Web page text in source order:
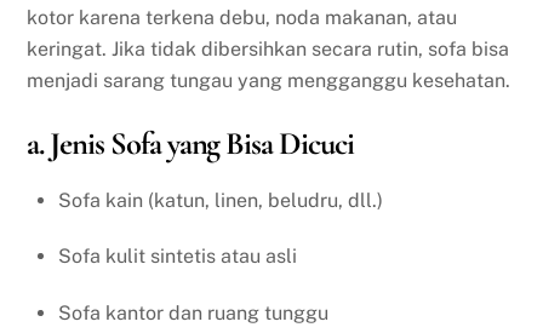
kotor karena terkena debu, noda makanan, atau
keringat. Jika tidak dibersihkan secara rutin, sofa bisa
menjadi sarang tungau yang mengganggu kesehatan.
a. Jenis Sofa yang Bisa Dicuci
Sofa kain (katun, linen, beludru, dll.)
Sofa kulit sintetis atau asli
Sofa kantor dan ruang tunggu